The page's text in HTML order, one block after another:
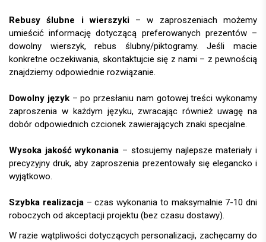
Rebusy ślubne i wierszyki– w zaproszeniach możemy
umieścić informację dotyczącą preferowanych prezentów –
dowolny wierszyk, rebus ślubny/piktogramy. Jeśli macie
konkretne oczekiwania, skontaktujcie się z nami – z pewnością
znajdziemy odpowiednie rozwiązanie.
Dowolny język– po przesłaniu nam gotowej treści wykonamy
zaproszenia w każdym języku, zwracając również uwagę na
dobór odpowiednich czcionek zawierających znaki specjalne.
Wysoka jakość wykonania – stosujemy najlepsze materiały i
precyzyjny druk, aby zaproszenia prezentowały się elegancko i
wyjątkowo.
Szybka realizacja– czas wykonania to maksymalnie 7-10 dni
roboczych od akceptacji projektu (bez czasu dostawy).
W razie wątpliwości dotyczących personalizacji, zachęcamy do